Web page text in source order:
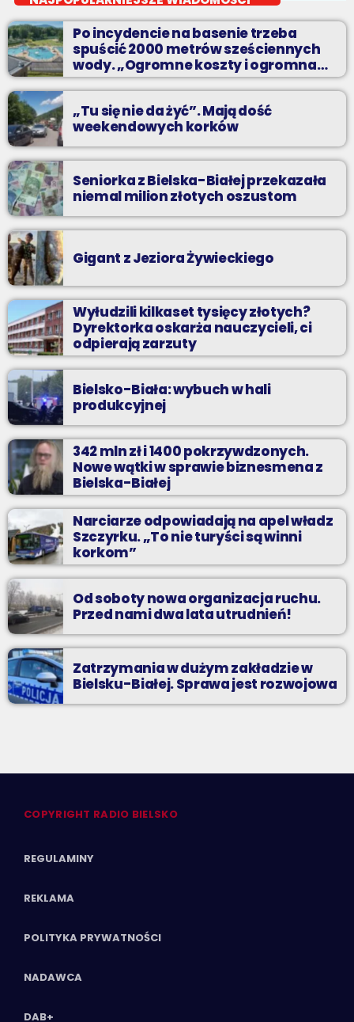
Codziennie od poniedziałku do piątku od 5:30 do 10.
Po incydencie na basenie trzeba
spuścić 2000 metrów sześciennych
wody. „Ogromne koszty i ogromna
praca”
„Tu się nie da żyć”. Mają dość
weekendowych korków
Seniorka z Bielska-Białej przekazała
niemal milion złotych oszustom
Gigant z Jeziora Żywieckiego
Wyłudzili kilkaset tysięcy złotych?
Dyrektorka oskarża nauczycieli, ci
odpierają zarzuty
Bielsko-Biała: wybuch w hali
produkcyjnej
342 mln zł i 1400 pokrzywdzonych.
Nowe wątki w sprawie biznesmena z
Bielska-Białej
Narciarze odpowiadają na apel władz
Szczyrku. „To nie turyści są winni
korkom”
Od soboty nowa organizacja ruchu.
Przed nami dwa lata utrudnień!
Zatrzymania w dużym zakładzie w
Bielsku-Białej. Sprawa jest rozwojowa
COPYRIGHT RADIO BIELSKO
REGULAMINY
REKLAMA
POLITYKA PRYWATNOŚCI
NADAWCA
DAB+